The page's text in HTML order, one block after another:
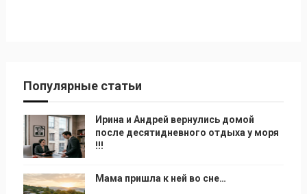
Популярные статьи
Ирина и Андрей вернулись домой
после десятидневного отдыха у моря
!!!
Мама пришла к ней во сне…